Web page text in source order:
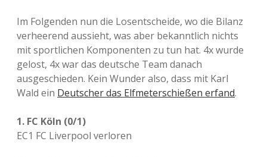
Im Folgenden nun die Losentscheide, wo die Bilanz
verheerend aussieht, was aber bekanntlich nichts
mit sportlichen Komponenten zu tun hat. 4x wurde
gelost, 4x war das deutsche Team danach
ausgeschieden. Kein Wunder also, dass mit Karl
Wald ein Deutscher das Elfmeterschießen erfand.
1. FC Köln (0/1)
EC1 FC Liverpool verloren